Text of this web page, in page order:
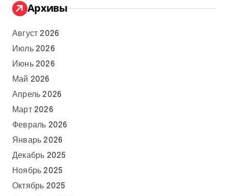
Архивы
Август 2026
Июль 2026
Июнь 2026
Май 2026
Апрель 2026
Март 2026
Февраль 2026
Январь 2026
Декабрь 2025
Ноябрь 2025
Октябрь 2025